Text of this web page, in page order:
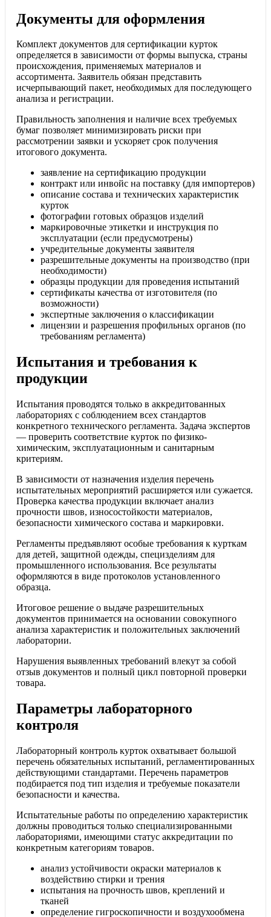
Документы для оформления
Комплект документов для сертификации курток
определяется в зависимости от формы выпуска, страны
происхождения, применяемых материалов и
ассортимента. Заявитель обязан представить
исчерпывающий пакет, необходимых для последующего
анализа и регистрации.
Правильность заполнения и наличие всех требуемых
бумаг позволяет минимизировать риски при
рассмотрении заявки и ускоряет срок получения
итогового документа.
заявление на сертификацию продукции
контракт или инвойс на поставку (для импортеров)
описание состава и технических характеристик
курток
фотографии готовых образцов изделий
маркировочные этикетки и инструкция по
эксплуатации (если предусмотрены)
учредительные документы заявителя
разрешительные документы на производство (при
необходимости)
образцы продукции для проведения испытаний
сертификаты качества от изготовителя (по
возможности)
экспертные заключения о классификации
лицензии и разрешения профильных органов (по
требованиям регламента)
Испытания и требования к
продукции
Испытания проводятся только в аккредитованных
лабораториях с соблюдением всех стандартов
конкретного технического регламента. Задача экспертов
— проверить соответствие курток по физико-
химическим, эксплуатационным и санитарным
критериям.
В зависимости от назначения изделия перечень
испытательных мероприятий расширяется или сужается.
Проверка качества продукции включает анализ
прочности швов, износостойкости материалов,
безопасности химического состава и маркировки.
Регламенты предъявляют особые требования к курткам
для детей, защитной одежды, специзделиям для
промышленного использования. Все результаты
оформляются в виде протоколов установленного
образца.
Итоговое решение о выдаче разрешительных
документов принимается на основании совокупного
анализа характеристик и положительных заключений
лаборатории.
Нарушения выявленных требований влекут за собой
отзыв документов и полный цикл повторной проверки
товара.
Параметры лабораторного
контроля
Лабораторный контроль курток охватывает большой
перечень обязательных испытаний, регламентированных
действующими стандартами. Перечень параметров
подбирается под тип изделия и требуемые показатели
безопасности и качества.
Испытательные работы по определению характеристик
должны проводиться только специализированными
лабораториями, имеющими статус аккредитации по
конкретным категориям товаров.
анализ устойчивости окраски материалов к
воздействию стирки и трения
испытания на прочность швов, креплений и
тканей
определение гигроскопичности и воздухообмена